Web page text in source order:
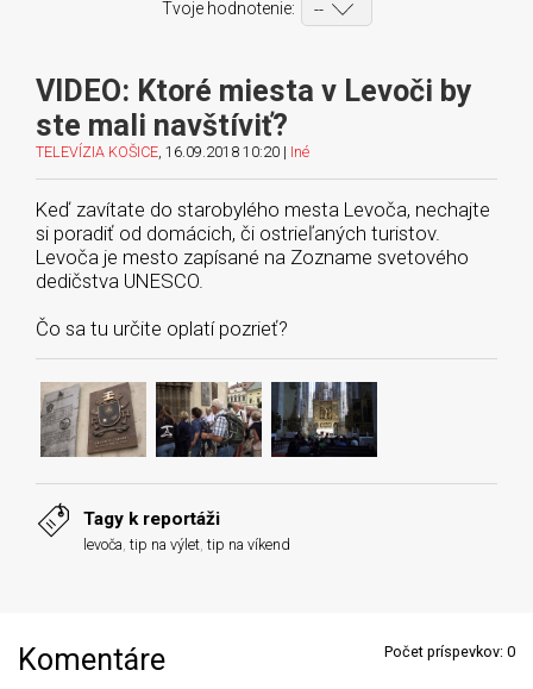
Tvoje hodnotenie:
VIDEO: Ktoré miesta v Levoči by
ste mali navštíviť?
TELEVÍZIA KOŠICE , 16.09.2018 10:20 | Iné
Keď zavítate do starobylého mesta Levoča, nechajte
si poradiť od domácich, či ostrieľaných turistov.
Levoča je mesto zapísané na Zozname svetového
dedičstva UNESCO.
Čo sa tu určite oplatí pozrieť?
Tagy k reportáži
levoča tip na výlet tip na víkend
Komentáre Počet príspevkov: 0